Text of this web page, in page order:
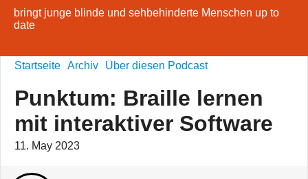
bringt junge blinde und sehbehinderte Menschen up to
date
Startseite Archiv Über diesen Podcast
Punktum: Braille lernen
mit interaktiver Software
11. May 2023